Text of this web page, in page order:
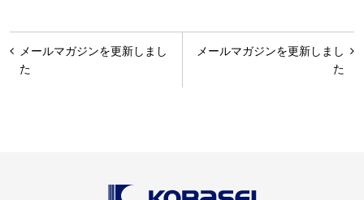
投
稿
メールマガジンを更新しまし
た
メールマガジンを更新しまし
た